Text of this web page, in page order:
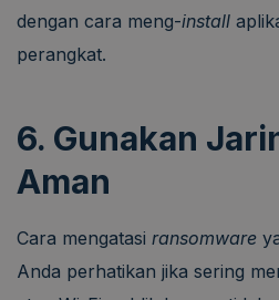
dengan cara meng-install
perangkat.
6. Gunakan
Aman
Cara mengatasi ransomware
Anda perhatikan jika sering